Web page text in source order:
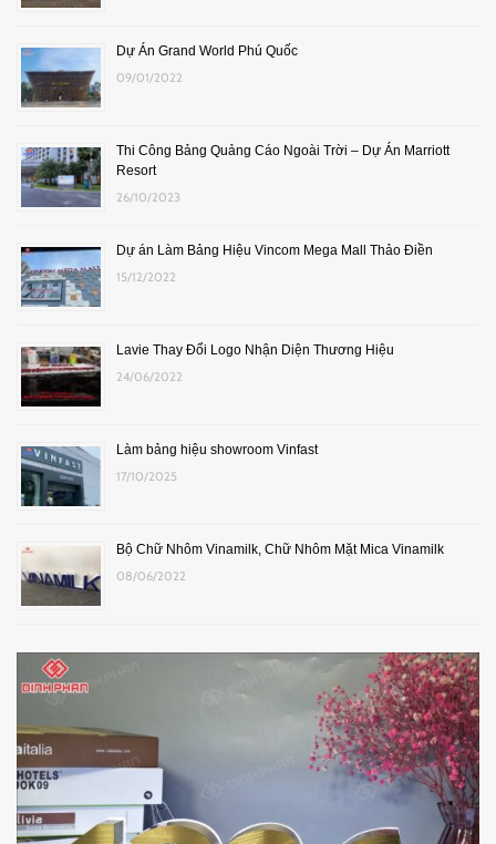
Dự Án Grand World Phú Quốc
09/01/2022
Thi Công Bảng Quảng Cáo Ngoài Trời – Dự Án Marriott
Resort
26/10/2023
Dự án Làm Bảng Hiệu Vincom Mega Mall Thảo Điền
15/12/2022
Lavie Thay Đổi Logo Nhận Diện Thương Hiệu
24/06/2022
Làm bảng hiệu showroom Vinfast
17/10/2025
Bộ Chữ Nhôm Vinamilk, Chữ Nhôm Mặt Mica Vinamilk
08/06/2022